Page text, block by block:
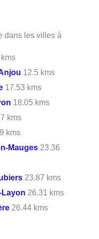
dans les villes à
12.5 kms
17.53 kms
18.05 kms
kms
kms
Mauges 23.36
23.87 kms
26.31 kms
26.44 kms